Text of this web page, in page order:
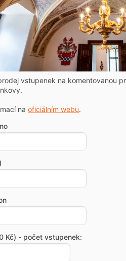
vstupenek na komentovanou
na oficiálním webu.
Kč) - počet vstupenek: